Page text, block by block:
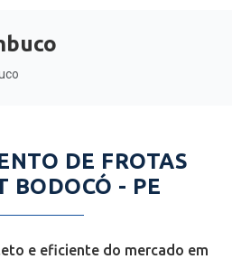
DE FROTAS
BODOCÓ - PE
e eficiente do mercado em